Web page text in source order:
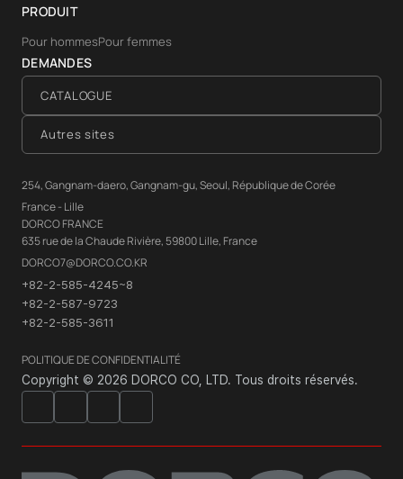
PRODUIT
Pour hommesPour femmes
DEMANDES
CATALOGUE
Autres sites
254, Gangnam-daero, Gangnam-gu, Seoul, République de Corée
France - Lille
DORCO FRANCE
635 rue de la Chaude Rivière, 59800 Lille, France
DORCO7@DORCO.CO.KR
+82-2-585-4245~8
+82-2-587-9723
+82-2-585-3611
POLITIQUE DE CONFIDENTIALITÉ
Copyright © 2026 DORCO CO, LTD. Tous droits réservés.